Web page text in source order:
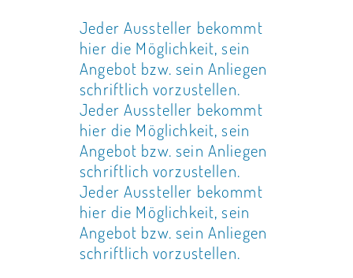
Jeder Aussteller bekommt
hier die Möglichkeit, sein
Angebot bzw. sein Anliegen
schriftlich vorzustellen.
Jeder Aussteller bekommt
hier die Möglichkeit, sein
Angebot bzw. sein Anliegen
schriftlich vorzustellen.
Jeder Aussteller bekommt
hier die Möglichkeit, sein
Angebot bzw. sein Anliegen
schriftlich vorzustellen.